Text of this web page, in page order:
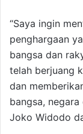
“Saya ingin
penghargaan
bangsa dan
telah berjuang
dan
bangsa,
Joko Widodo